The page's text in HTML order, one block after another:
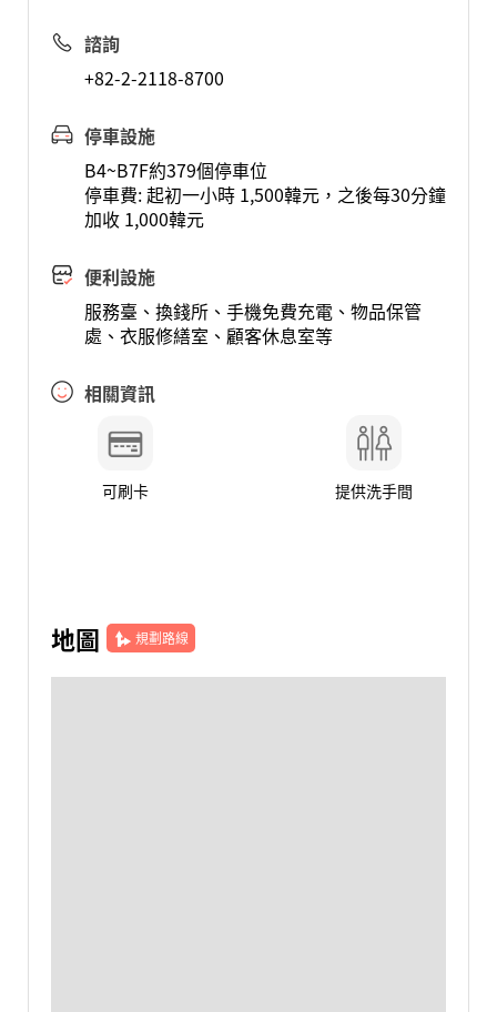
諮詢
+82-2-2118-8700
停車設施
B4~B7F約379個停車位
停車費: 起初一小時 1,500韓元，之後每30分鐘
加收 1,000韓元
便利設施
服務臺、換錢所、手機免費充電、物品保管
處、衣服修繕室、顧客休息室等
相關資訊
可刷卡 提供洗手間
地圖 規劃路線